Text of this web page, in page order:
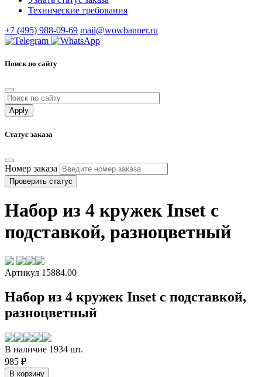
Технические требования
+7 (495) 988-09-69 mail@wowbanner.ru
Поиск по сайту
Статус заказа
Номер заказа
Проверить статус
Набор из 4 кружек Inset с
подставкой, разноцветный
Артикул 15884.00
Набор из 4 кружек Inset с подставкой,
разноцветный
В наличие 1934 шт.
985 ₽